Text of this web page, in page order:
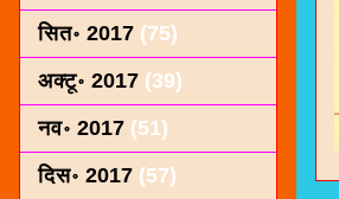
सित॰ 2017 (75)
अक्टू॰ 2017 (39)
नव॰ 2017 (51)
दिस॰ 2017 (57)